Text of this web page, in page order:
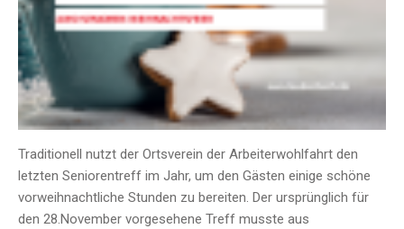
Traditionell nutzt der Ortsverein der Arbeiterwohlfahrt den
letzten Seniorentreff im Jahr, um den Gästen einige schöne
vorweihnachtliche Stunden zu bereiten. Der ursprünglich für
den 28.November vorgesehene Treff musste aus